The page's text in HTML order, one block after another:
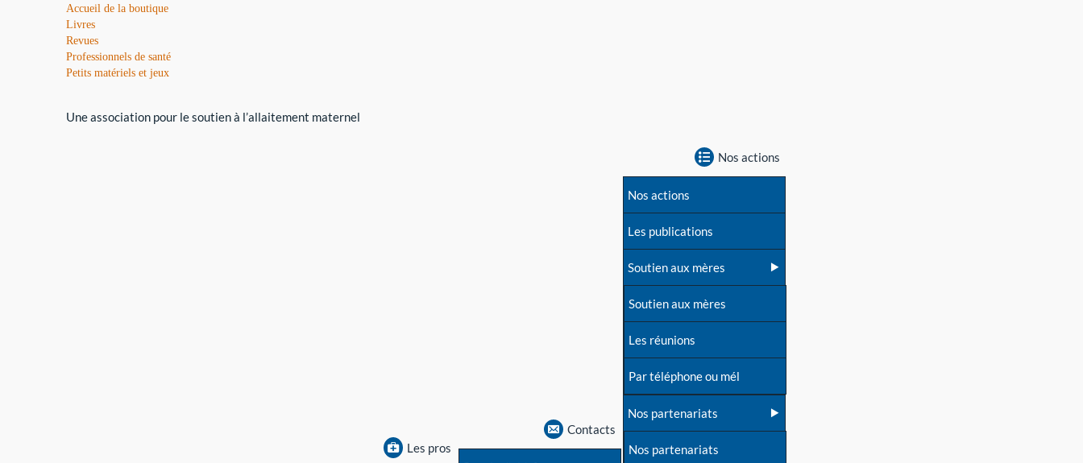
Accueil de la boutique
Livres
Revues
Professionnels de santé
Petits matériels et jeux
Une association pour le soutien à l’allaitement maternel
Les pros
Contacts
Nos actions
Nos actions
Les publications
Soutien aux mères
Soutien aux mères
Les réunions
Par téléphone ou mél
Nos partenariats
Nos partenariats